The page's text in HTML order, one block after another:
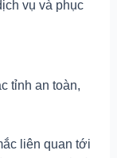
vụ và phục
tỉnh an toàn,
liên quan tới